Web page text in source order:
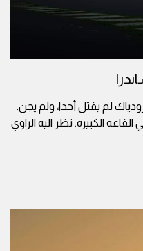
وساندرا زودياك لم يقتل أحدا، ولم يجن.
الكبيره. نظر اليه الراوي